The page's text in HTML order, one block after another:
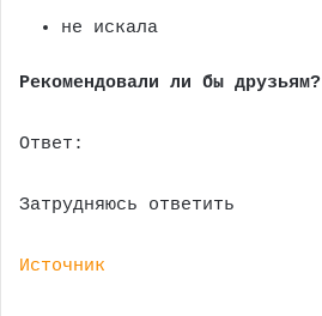
не искала
Рекомендовали ли бы друзьям?
Ответ:
Затрудняюсь ответить
Источник